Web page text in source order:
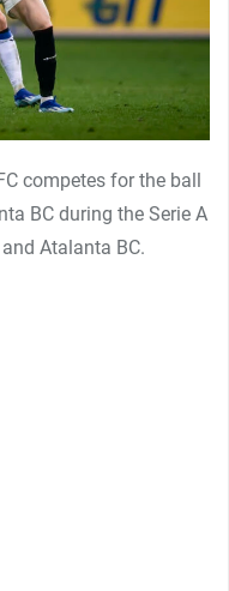
competes for the ball
BC during the Serie A
Atalanta BC.